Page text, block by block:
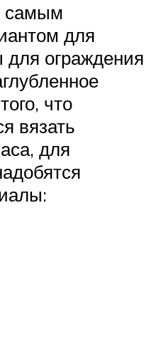
самым
для
ограждения
что
вязать
для